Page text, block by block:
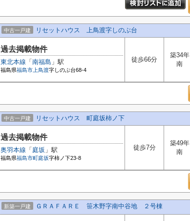
中古一戸建 リセットハウス 上鳥渡字しのぶ台
過去掲載物件
東北本線 「 南福島 」駅
福島県福島市 上鳥渡字しのぶ台68-4
徒歩66分
築34年
南
中古一戸建 リセットハウス 町庭坂柿ノ下
過去掲載物件
奥羽本線 「 庭坂 」駅
福島県福島市町庭坂字柿ノ下23-8
徒歩7分
築49年
南
新築一戸建 ＧＲＡＦＡＲＥ 笹木野字南中谷地 ２号棟